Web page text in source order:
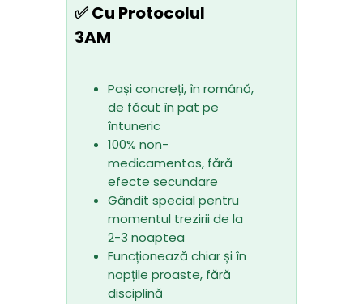
✅ Cu Protocolul
3AM
Pași concreți, în română,
de făcut în pat pe
întuneric
100% non-
medicamentos, fără
efecte secundare
Gândit special pentru
momentul trezirii de la
2-3 noaptea
Funcționează chiar și în
nopțile proaste, fără
disciplină